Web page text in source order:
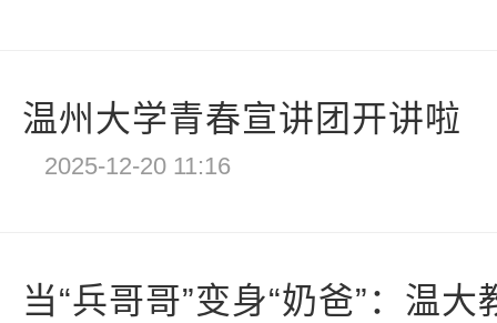
温州大学青春宣讲团开讲啦
2025-12-20 11:16
当“兵哥哥”变身“奶爸”：温